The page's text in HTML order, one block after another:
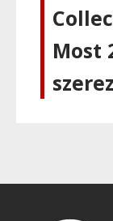
Most